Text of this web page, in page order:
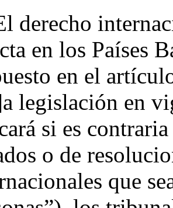
derecho
en los Países
en el
legislación en
si es
o de
que